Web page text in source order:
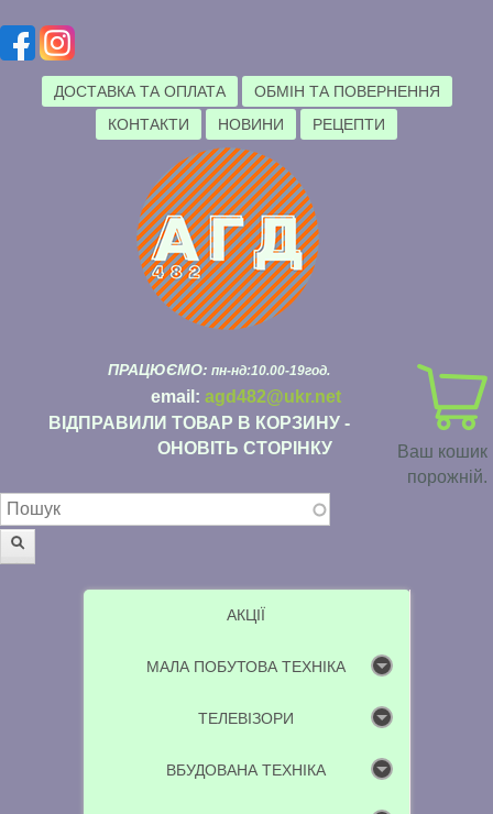
ДОСТАВКА ТА ОПЛАТА
ОБМІН ТА ПОВЕРНЕННЯ
КОНТАКТИ
НОВИНИ РЕЦЕПТИ
Ваш кошик
порожній.
ПРАЦЮЄМО: пн-нд:10.00-19год.
email: agd482@ukr.net
ВІДПРАВИЛИ ТОВАР В КОРЗИНУ -
ОНОВІТЬ СТОРІНКУ
Пошукова форма
АКЦІЇ
МАЛА ПОБУТОВА ТЕХНІКА
ТЕЛЕВІЗОРИ
ВБУДОВАНА ТЕХНІКА